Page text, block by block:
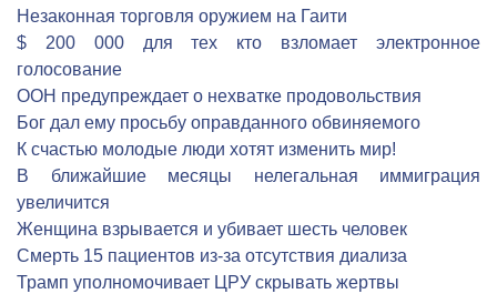
Незаконная торговля оружием на Гаити
$ 200 000 для тех кто взломает электронное
голосование
ООН предупреждает о нехватке продовольствия
Бог дал ему просьбу оправданного обвиняемого
К счастью молодые люди хотят изменить мир!
В ближайшие месяцы нелегальная иммиграция
увеличится
Женщина взрывается и убивает шесть человек
Cмерть 15 пациентов из-за отсутствия диализа
Трамп уполномочивает ЦРУ скрывать жертвы